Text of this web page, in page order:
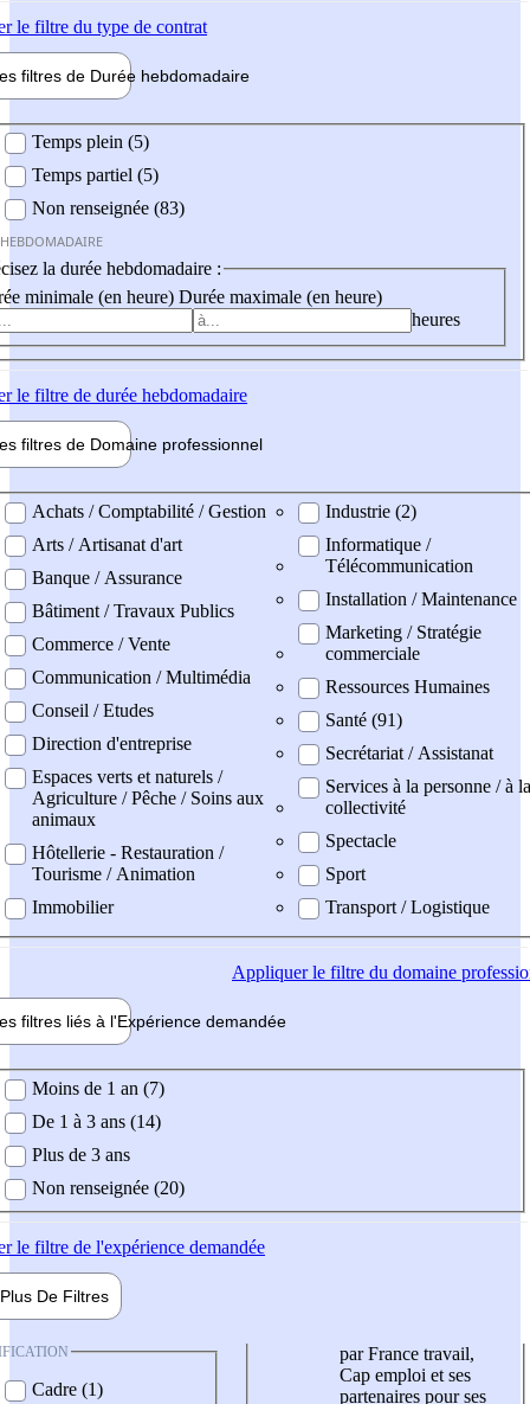
le filtre du type de contrat
filtres de Durée hebdomadaire
Temps plein (5)
Temps partiel (5)
Non renseignée (83)
la durée hebdomadaire :
minimale (en heure) Durée maximale (en heure)
heures
le filtre de durée hebdomadaire
filtres de Domaine professionnel
professionel
Achats / Comptabilité / Gestion
Arts / Artisanat d'art
Banque / Assurance
Bâtiment / Travaux Publics
Commerce / Vente
Communication / Multimédia
Conseil / Etudes
Direction d'entreprise
Espaces verts et naturels /
Agriculture / Pêche / Soins aux
animaux
Hôtellerie - Restauration /
Tourisme / Animation
Immobilier
Industrie (2)
Informatique /
Télécommunication
Installation / Maintenance
Marketing / Stratégie
commerciale
Ressources Humaines
Santé (91)
Secrétariat / Assistanat
Services à la personne / à la
collectivité
Spectacle
Sport
Transport / Logistique
Appliquerle filtre du domaine
filtres liés à l'Expérience demandée
demandée
Moins de 1 an (7)
De 1 à 3 ans (14)
Plus de 3 ans
Non renseignée (20)
le filtre de l'expérience demandée
Plus De Filtres
Cadre (1)
par France travail,
Cap emploi et ses
partenaires pour ses